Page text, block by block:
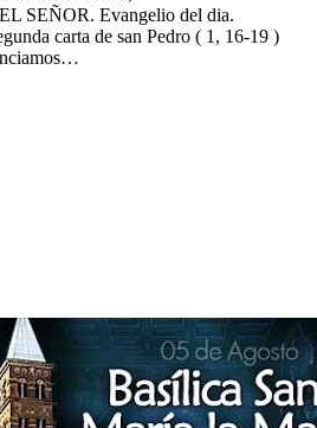
SEÑOR. Evangelio del dia.
carta de san Pedro ( 1, 16-19 )